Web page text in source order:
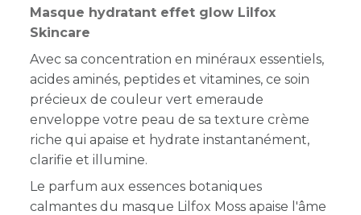
Masque hydratant effet glow Lilfox
Skincare
Avec sa concentration en minéraux essentiels,
acides aminés, peptides et vitamines, ce soin
précieux de couleur vert emeraude
enveloppe votre peau de sa texture crème
riche qui apaise et hydrate instantanément,
clarifie et illumine.
Le parfum aux essences botaniques
calmantes du masque Lilfox Moss apaise l'âme